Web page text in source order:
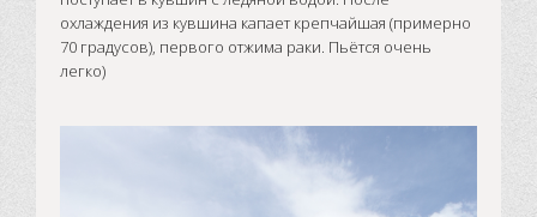
охлаждения из кувшина капает крепчайшая (примерно
70 градусов), первого отжима раки. Пьётся очень
легко)